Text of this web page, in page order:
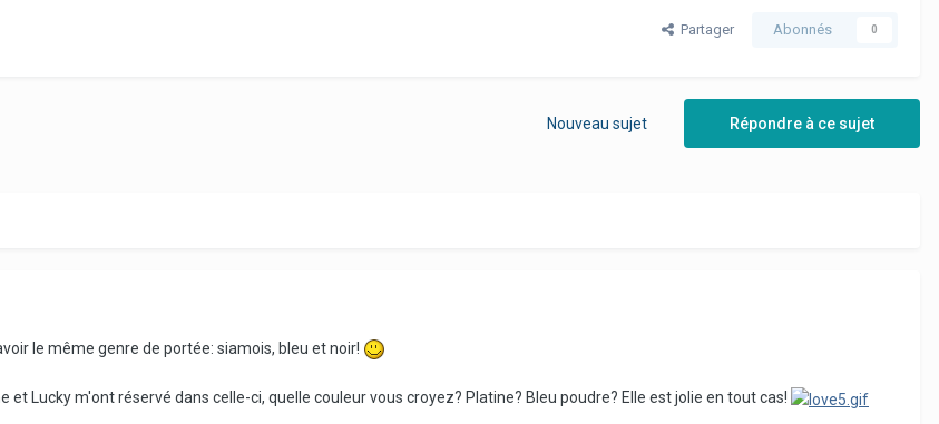
Partager Abonnés 0
Répondre à ce sujet
Nouveau sujet
le même genre de portée: siamois, bleu et noir!
et Lucky m'ont réservé dans celle-ci, quelle couleur vous croyez? Platine? Bleu poudre? Elle est jolie en tout cas!